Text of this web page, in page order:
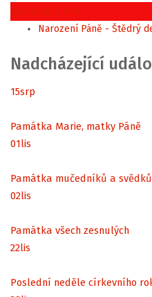
Následující den
Narození Páně - Štědrý
Nadcházející
15srp
Památka Marie, matky Páně
01lis
Památka mučedníků a
02lis
Památka všech zesnulých
22lis
Poslední neděle církevního